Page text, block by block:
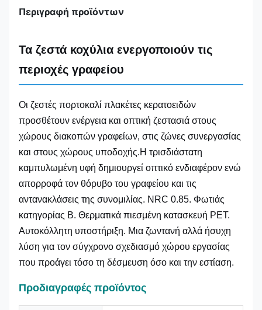
Περιγραφή προϊόντων
Τα ζεστά κοχύλια ενεργοποιούν τις
περιοχές γραφείου
Οι ζεστές πορτοκαλί πλακέτες κερατοειδών
προσθέτουν ενέργεια και οπτική ζεστασιά στους
χώρους διακοπών γραφείων, στις ζώνες συνεργασίας
και στους χώρους υποδοχής.Η τρισδιάστατη
καμπυλωμένη υφή δημιουργεί οπτικό ενδιαφέρον ενώ
απορροφά τον θόρυβο του γραφείου και τις
αντανακλάσεις της συνομιλίας. NRC 0.85. Φωτιάς
κατηγορίας Β. Θερματικά πιεσμένη κατασκευή PET.
Αυτοκόλλητη υποστήριξη. Μια ζωντανή αλλά ήσυχη
λύση για τον σύγχρονο σχεδιασμό χώρου εργασίας
που προάγει τόσο τη δέσμευση όσο και την εστίαση.
Προδιαγραφές προϊόντος